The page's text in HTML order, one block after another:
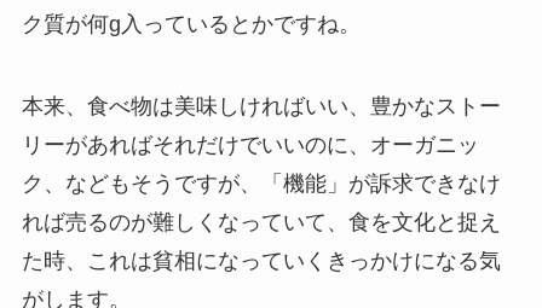
ク質が何g入っているとかですね。
本来、食べ物は美味しければいい、豊かなストー
リーがあればそれだけでいいのに、オーガニッ
ク、などもそうですが、「機能」が訴求できなけ
れば売るのが難しくなっていて、食を文化と捉え
た時、これは貧相になっていくきっかけになる気
がします。